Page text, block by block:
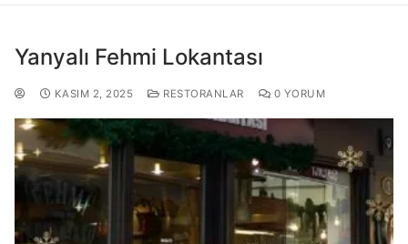
Yanyalı Fehmi Lokantası
KASIM 2, 2025 RESTORANLAR 0 YORUM